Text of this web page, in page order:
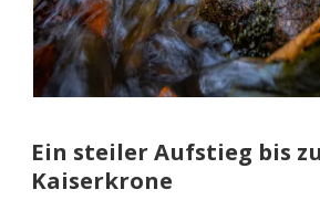
Ein steiler Aufstieg bis
Kaiserkrone